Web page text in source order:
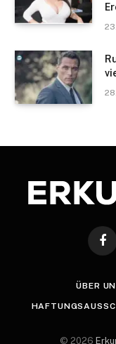
ÜBER
© 2026